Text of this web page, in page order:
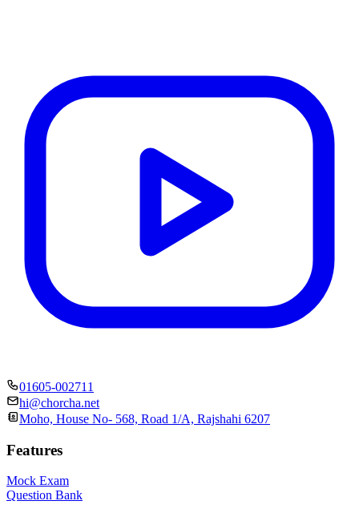
01605-002711
hi@chorcha.net
Moho, House No- 568, Road 1/A, Rajshahi 6207
Features
Mock Exam
Question Bank